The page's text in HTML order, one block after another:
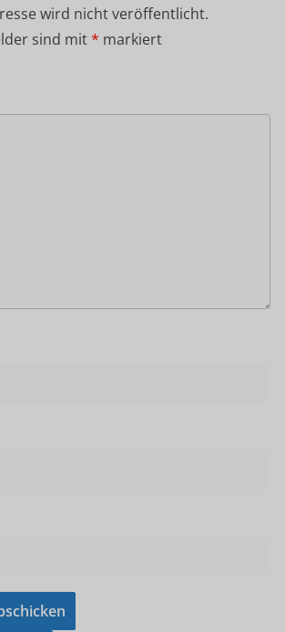
wird nicht veröffentlicht.
sind mit* markiert